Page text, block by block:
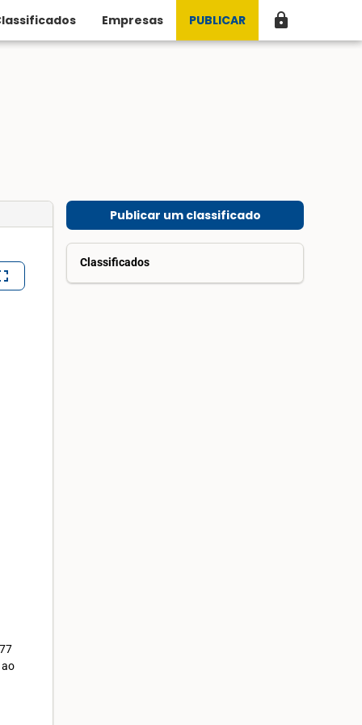
Empresas PUBLICAR lock
ao
Publicar um classificado
Classificados